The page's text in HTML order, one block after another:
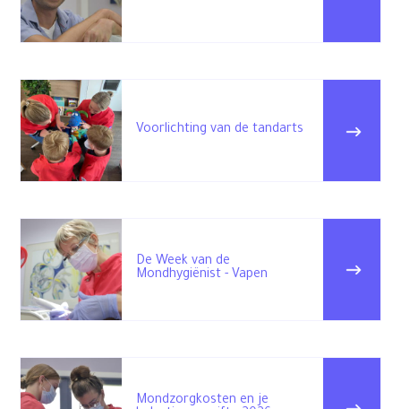
Voorlichting van de tandarts
De Week van de
Mondhygiënist - Vapen
Mondzorgkosten en je